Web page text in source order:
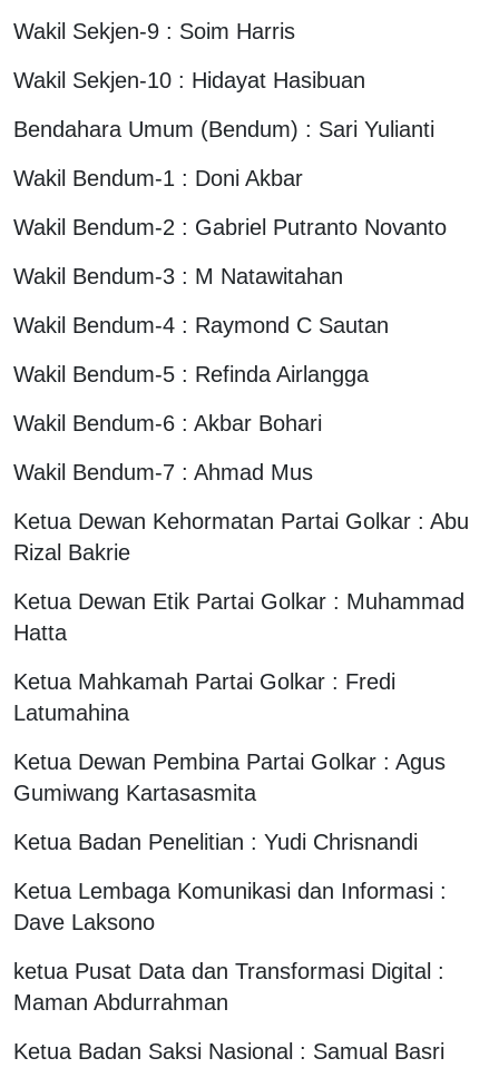
Wakil Sekjen-9 : Soim Harris
Wakil Sekjen-10 : Hidayat Hasibuan
Bendahara Umum (Bendum) : Sari Yulianti
Wakil Bendum-1 : Doni Akbar
Wakil Bendum-2 : Gabriel Putranto Novanto
Wakil Bendum-3 : M Natawitahan
Wakil Bendum-4 : Raymond C Sautan
Wakil Bendum-5 : Refinda Airlangga
Wakil Bendum-6 : Akbar Bohari
Wakil Bendum-7 : Ahmad Mus
Ketua Dewan Kehormatan Partai Golkar : Abu
Rizal Bakrie
Ketua Dewan Etik Partai Golkar : Muhammad
Hatta
Ketua Mahkamah Partai Golkar : Fredi
Latumahina
Ketua Dewan Pembina Partai Golkar : Agus
Gumiwang Kartasasmita
Ketua Badan Penelitian : Yudi Chrisnandi
Ketua Lembaga Komunikasi dan Informasi :
Dave Laksono
ketua Pusat Data dan Transformasi Digital :
Maman Abdurrahman
Ketua Badan Saksi Nasional : Samual Basri